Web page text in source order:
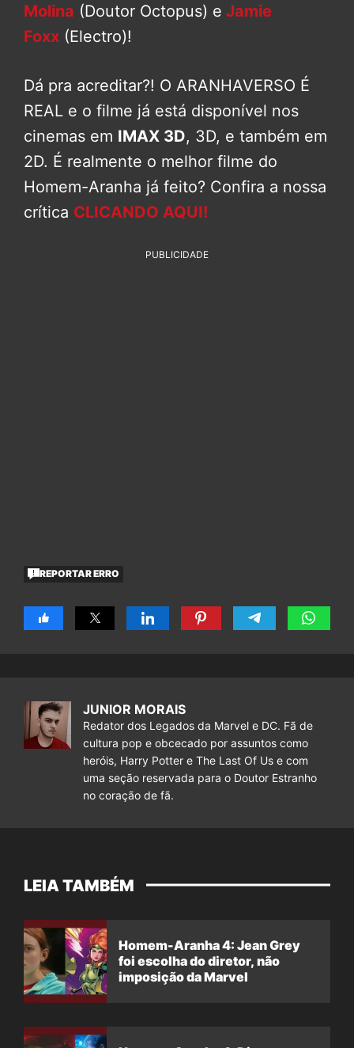
Molina (Doutor Octopus) e Jamie
Foxx (Electro)!
Dá pra acreditar?! O ARANHAVERSO É
REAL e o filme já está disponível nos
cinemas em IMAX 3D, 3D, e também em
2D. É realmente o melhor filme do
Homem-Aranha já feito? Confira a nossa
crítica CLICANDO AQUI!
PUBLICIDADE
REPORTAR ERRO
JUNIOR MORAIS
Redator dos Legados da Marvel e DC. Fã de
cultura pop e obcecado por assuntos como
heróis, Harry Potter e The Last Of Us e com
uma seção reservada para o Doutor Estranho
no coração de fã.
LEIA TAMBÉM
Homem-Aranha 4: Jean Grey
foi escolha do diretor, não
imposição da Marvel